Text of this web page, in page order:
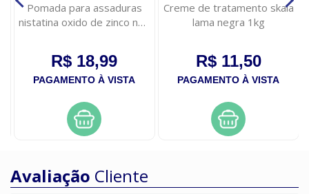
Pomada para assaduras
nistatina oxido de zinco neo
R$ 18,99
PAGAMENTO À VISTA
Creme de tratamento skala
lama negra 1kg
R$ 11,50
PAGAMENTO À VISTA
Avaliação Cliente